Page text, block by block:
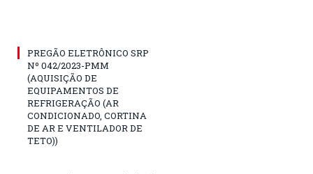
PREGÃO ELETRÔNICO SRP
Nº 042/2023-PMM
(AQUISIÇÃO DE
EQUIPAMENTOS DE
REFRIGERAÇÃO (AR
CONDICIONADO, CORTINA
DE AR E VENTILADOR DE
TETO))